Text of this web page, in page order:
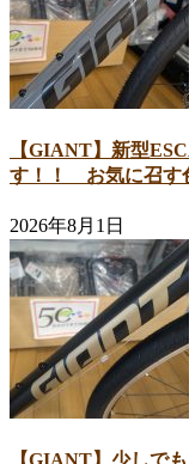
【GIANT】新型
す！！ お気に召す
2026年8月1日